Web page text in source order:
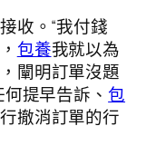
收。“我付錢
包養我就以為
闡明訂單沒題
何提早告訴、包
撤消訂單的行